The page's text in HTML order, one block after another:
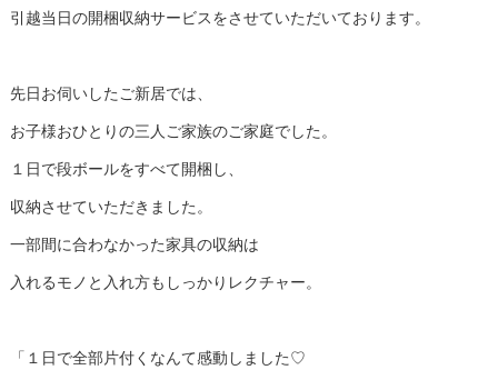
引越当日の開梱収納サービスをさせていただいております。
先日お伺いしたご新居では、
お子様おひとりの三人ご家族のご家庭でした。
１日で段ボールをすべて開梱し、
収納させていただきました。
一部間に合わなかった家具の収納は
入れるモノと入れ方もしっかりレクチャー。
「１日で全部片付くなんて感動しました♡